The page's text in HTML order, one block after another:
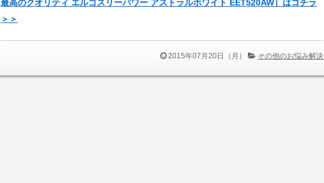
最高のクオリティ エルゴスリーパワー アストラルホワイト EET520AW］はコチラ
＞＞
2015年07月20日（月） その他のお悩み解決